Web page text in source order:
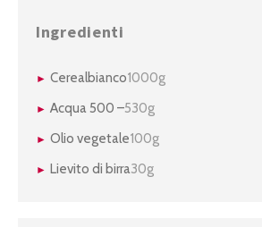
Ingredienti
Cerealbianco1000g
Acqua 500 –530g
Olio vegetale100g
Lievito di birra30g